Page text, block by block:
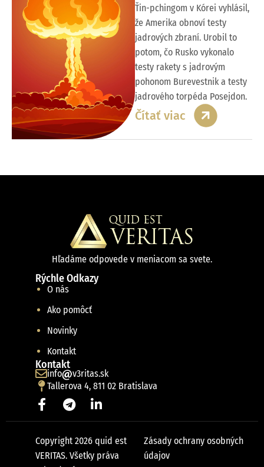
Ťin-pchingom v Kórei vyhlásil,
že Amerika obnoví testy
jadrových zbraní. Urobil to
potom, čo Rusko vykonalo
testy rakety s jadrovým
pohonom Burevestnik a testy
jadrového torpéda Posejdon.
Čítať viac
Hľadáme odpovede v meniacom sa svete.
Rýchle Odkazy
O nás
Ako pomôcť
Novinky
Kontakt
Kontakt
info
v3ritas.sk
Tallerova 4, 811 02 Bratislava
Copyright 2026 quid est
VERITAS. Všetky práva
Zásady ochrany osobných
údajov